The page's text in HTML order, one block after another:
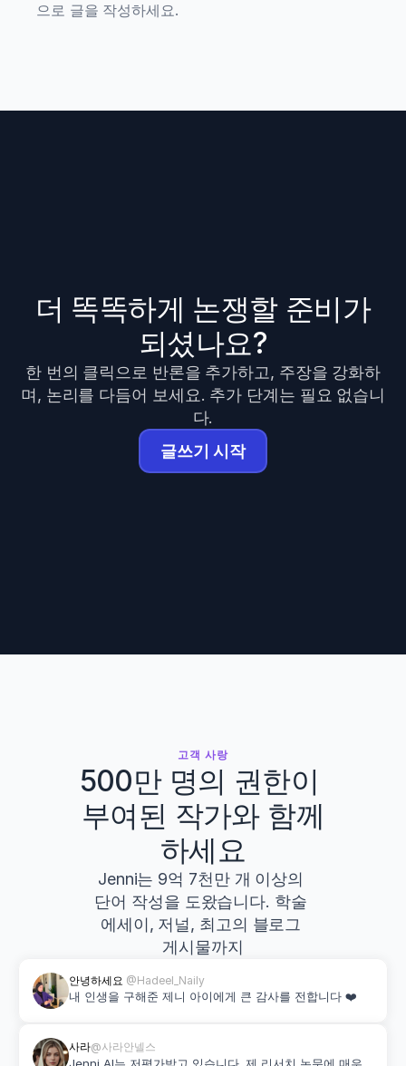
으로 글을 작성하세요.
더 똑똑하게 논쟁할 준비가
되셨나요?
한 번의 클릭으로 반론을 추가하고, 주장을 강화하
며, 논리를 다듬어 보세요. 추가 단계는 필요 없습니
다.
글쓰기 시작
고객 사랑
500만 명의 권한이
부여된 작가와 함께
하세요
Jenni는 9억 7천만 개 이상의
단어 작성을 도왔습니다. 학술
에세이, 저널, 최고의 블로그
게시물까지
안녕하세요 @Hadeel_Naily
내 인생을 구해준 제니 아이에게 큰 감사를 전합니다 ❤️
사라@사라안넬스